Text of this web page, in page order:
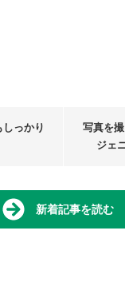
っかり
写真を
ジェ
新着記事を読む